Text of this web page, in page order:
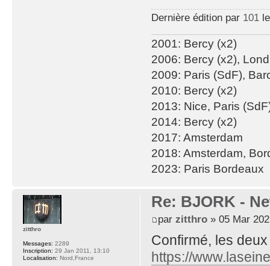
Dernière édition par 101le
2001: Bercy (x2)
2006: Bercy (x2),
2009: Paris (SdF),
2010: Bercy (x2)
2013: Nice, Paris
2014: Bercy (x2)
2017: Amsterdam
2018: Amsterdam,
2023: Paris Bordeaux
Re: BJORK -
par zitthro» 05 Mar
Confirmé, les
https://
zitthro
Messages: 2289
Inscription: 29 Jan 2011, 13:10
Localisation: Nord,France